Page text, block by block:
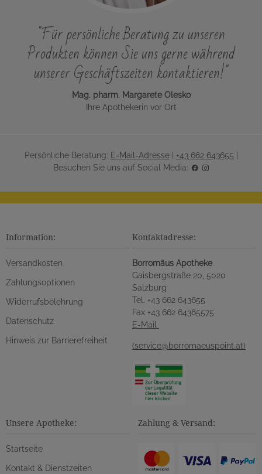
"Für persönliche Beratung zu unseren
Produkten können Sie uns gerne während
unserer Geschäftszeiten kontaktieren!"
Mag. pharm. Margarete Olesko
Ihre Apothekerin vor Ort
Persönliche Beratung: E-Mail-Adresse| +43 662 643655
Besuchen Sie uns auf Social Media:
Information:
Versandkosten
Zahlungsoptionen
Widerrufsbelehrung
Datenschutz
Hinweis zur Barrierefreiheit
Kontaktadresse:
Borromäus Apotheke
Gaisbergstraße 20, 5020
Salzburg
Tel. +43 662 643655
Fax +43 662 64365575
E-Mail
(service@borromaeuspoint.at)
Unsere Apotheke:
Startseite
Kontakt & Dienstzeiten
Zahlung & Versand: